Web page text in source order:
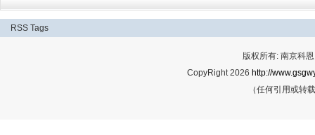
RSS Tags
版权所有: 南京科
CopyRight 2026 http://
（任何引用或转